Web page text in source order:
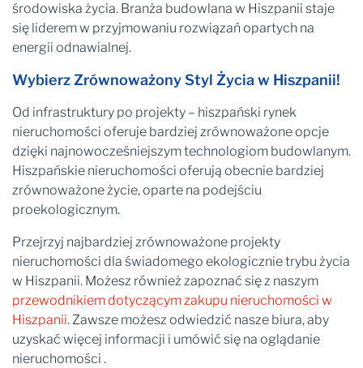
środowiska życia. Branża budowlana w Hiszpanii staje
się liderem w przyjmowaniu rozwiązań opartych na
energii odnawialnej.
Wybierz Zrównoważony Styl Życia w Hiszpanii!
Od infrastruktury po projekty – hiszpański rynek
nieruchomości oferuje bardziej zrównoważone opcje
dzięki najnowocześniejszym technologiom budowlanym.
Hiszpańskie nieruchomości oferują obecnie bardziej
zrównoważone życie, oparte na podejściu
proekologicznym.
Przejrzyj najbardziej zrównoważone projekty
nieruchomości dla świadomego ekologicznie trybu życia
w Hiszpanii. Możesz również zapoznać się z naszym
przewodnikiem dotyczącym zakupu nieruchomości w
Hiszpanii. Zawsze możesz odwiedzić nasze biura, aby
uzyskać więcej informacji i umówić się na oglądanie
nieruchomości .